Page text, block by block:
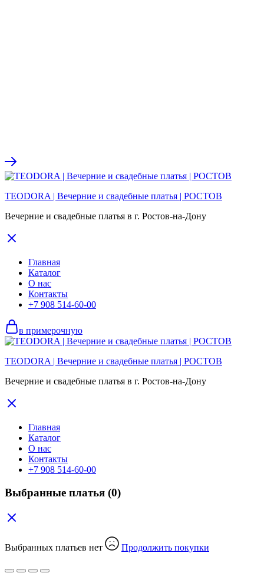
TEODORA | Вечерние и свадебные платья | РОСТОВ
Вечерние и свадебные платья в г. Ростов-на-Дону
Главная
Каталог
О нас
Контакты
+7 908 514-60-00
в примерочную
TEODORA | Вечерние и свадебные платья | РОСТОВ
Вечерние и свадебные платья в г. Ростов-на-Дону
Главная
Каталог
О нас
Контакты
+7 908 514-60-00
Выбранные платья (0)
Выбранных платьев нет Продолжить покупки